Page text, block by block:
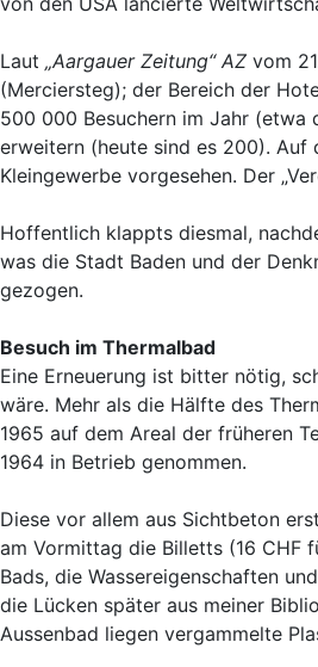
Laut „Aargauer Zeitung“ AZ vom
(Merciersteg); der Bereich der
500 000 Besuchern im Jahr (etwa
erweitern (heute sind es 200). Auf
Kleingewerbe vorgesehen. Der
Hoffentlich klappts diesmal,
was die Stadt Baden und der
gezogen.
Besuch im Thermalbad
Eine Erneuerung ist bitter nötig,
wäre. Mehr als die Hälfte des
1965 auf dem Areal der früheren
1964 in Betrieb genommen.
Diese vor allem aus Sichtbeton
am Vormittag die Billetts (16 CHF
Bads, die Wassereigenschaften
die Lücken später aus meiner
Aussenbad liegen vergammelte